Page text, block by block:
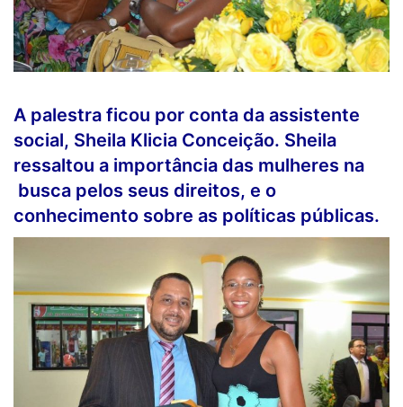
A palestra ficou por conta da assistente
social, Sheila Klicia Conceição. Sheila
ressaltou a importância das mulheres na
busca pelos seus direitos, e o
conhecimento sobre as políticas públicas.